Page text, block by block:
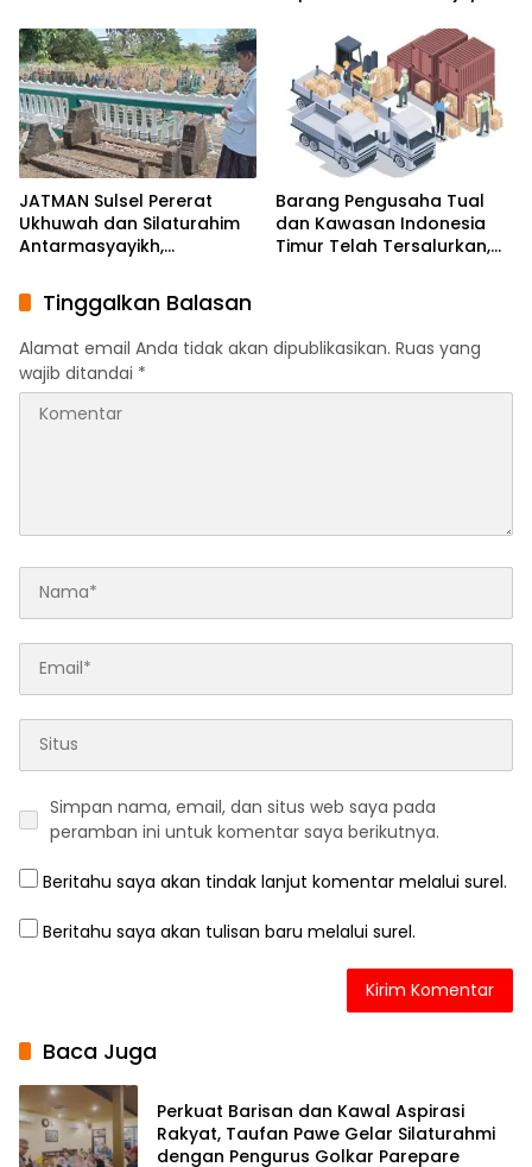
Maros
Masyarakat Jaga
Kamtibmas
JATMAN Sulsel Pererat
Ukhuwah dan Silaturahim
Antarmasyayikh,
Ikhwan-Akhwat Thariqah
Barang Pengusaha Tual
dan Kawasan Indonesia
Timur Telah Tersalurkan,
Intim Line
Tinggalkan Balasan
Alamat email Anda tidak akan dipublikasikan. Ruas yang
wajib ditandai *
Simpan nama, email, dan situs web saya pada
peramban ini untuk komentar saya berikutnya.
Beritahu saya akan tindak lanjut komentar melalui surel.
Beritahu saya akan tulisan baru melalui surel.
Baca Juga
Perkuat Barisan dan Kawal Aspirasi
Rakyat, Taufan Pawe Gelar Silaturahmi
dengan Pengurus Golkar Parepare